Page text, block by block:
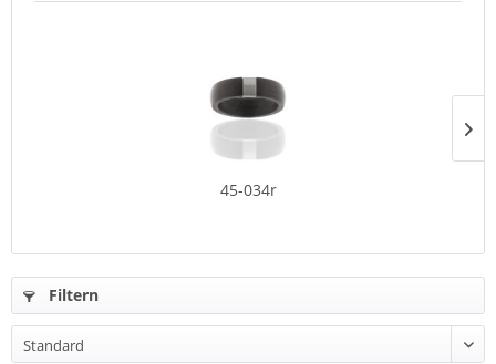
45-034r
Filtern